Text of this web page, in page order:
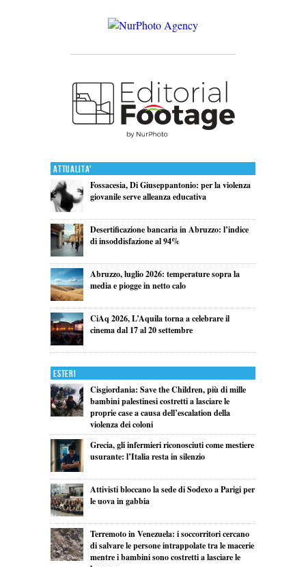
Attualita'
Fossacesia, Di Giuseppantonio: per la violenza
giovanile serve alleanza educativa
Desertificazione bancaria in Abruzzo: l’indice
di insoddisfazione al 94%
Abruzzo, luglio 2026: temperature sopra la
media e piogge in netto calo
CiAq 2026, L’Aquila torna a celebrare il
cinema dal 17 al 20 settembre
Esteri
Cisgiordania: Save the Children, più di mille
bambini palestinesi costretti a lasciare le
proprie case a causa dell’escalation della
violenza dei coloni
Grecia, gli infermieri riconosciuti come mestiere
usurante: l’Italia resta in silenzio
Attivisti bloccano la sede di Sodexo a Parigi per
le uova in gabbia
Terremoto in Venezuela: i soccorritori cercano
di salvare le persone intrappolate tra le macerie
mentre i bambini sono costretti a lasciare le